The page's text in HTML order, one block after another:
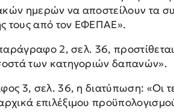
ημερών να αποστείλουν τα
τους από τον ΕΦΕΠΑΕ».
2, σελ. 36,
των κατηγοριών δαπανών».
3, σελ. 36, η διατύπωση: «Οι
επιλέξιμου